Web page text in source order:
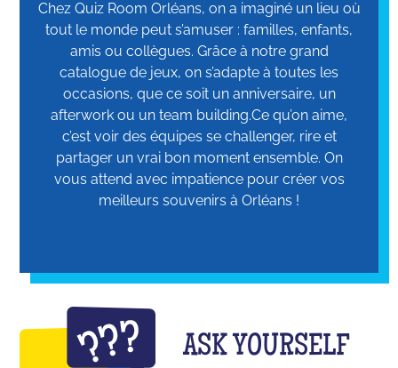
Chez Quiz Room Orléans, on a imaginé un lieu où
tout le monde peut s’amuser : familles, enfants,
amis ou collègues. Grâce à notre grand
catalogue de jeux, on s’adapte à toutes les
occasions, que ce soit un anniversaire, un
afterwork ou un team building.Ce qu’on aime,
c’est voir des équipes se challenger, rire et
partager un vrai bon moment ensemble. On
vous attend avec impatience pour créer vos
meilleurs souvenirs à Orléans !‍
ASK YOURSELF